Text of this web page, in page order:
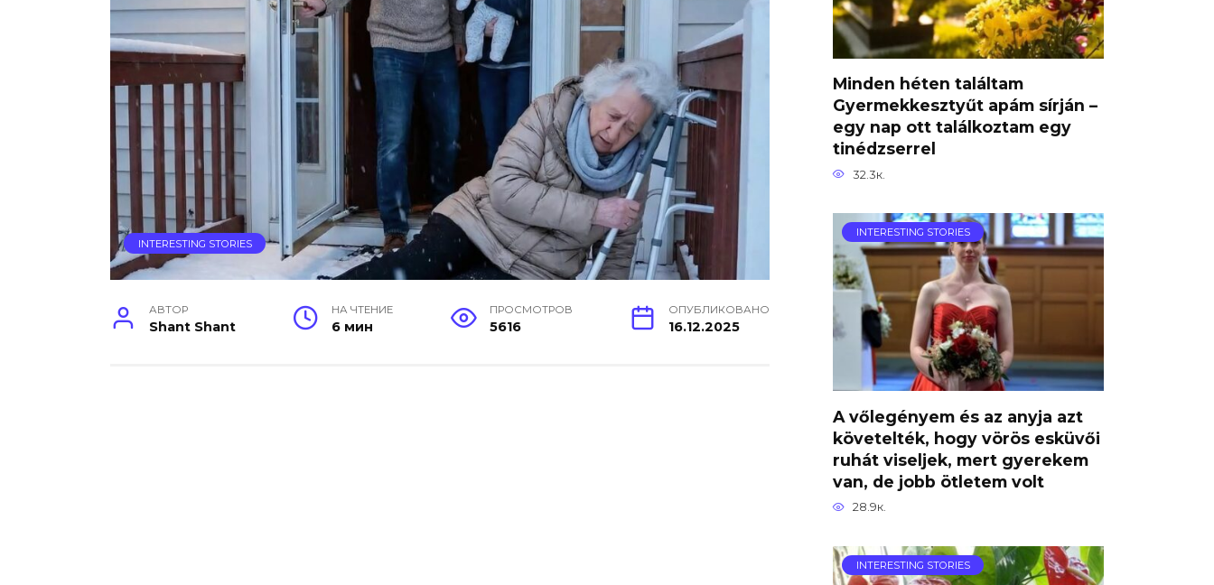
INTERESTING STORIES
АВТОР
Shant Shant
НА ЧТЕНИЕ
6 мин
ПРОСМОТРОВ
5616
ОПУБЛИКОВАНО
16.12.2025
Minden héten találtam
Gyermekkesztyűt apám sírján –
egy nap ott találkoztam egy
tinédzserrel
32.3к.
INTERESTING STORIES
A vőlegényem és az anyja azt
követelték, hogy vörös esküvői
ruhát viseljek, mert gyerekem
van, de jobb ötletem volt
28.9к.
INTERESTING STORIES